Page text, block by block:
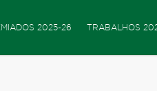
2025-26 TRABALHOS